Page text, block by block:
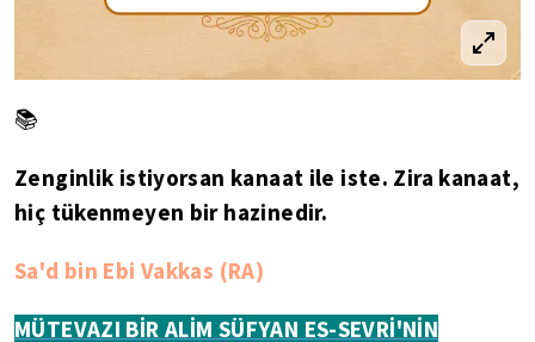
📚
Zenginlik istiyorsan kanaat ile iste. Zira kanaat,
hiç tükenmeyen bir hazinedir.
Sa'd bin Ebi Vakkas (RA)
MÜTEVAZI BİR ALİM SÜFYAN ES-SEVRİ'NİN